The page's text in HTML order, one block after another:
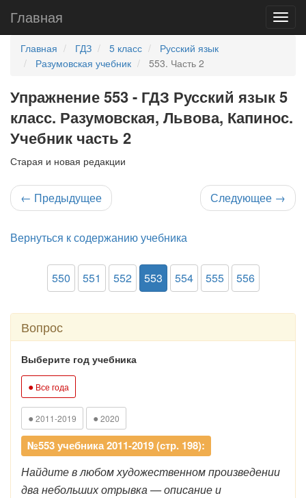
Главная
Главная ГДЗ 5 класс
Русский язык
Разумовская учебник
553. Часть 2
Упражнение 553 - ГДЗ Русский язык 5
класс. Разумовская, Львова, Капинос.
Учебник часть 2
Старая и новая редакции
← Предыдущее Следующее →
Вернуться к содержанию учебника
550 551 552 553 554 555 556
Вопрос
Выберите год учебника
● Все года
● 2011-2019 ● 2020
№553 учебника 2011-2019 (стр. 198):
Найдите в любом художественном произведении
два небольших отрывка — описание и